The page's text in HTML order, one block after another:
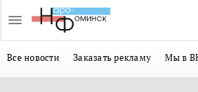
Все новости Заказать рекламу Мы в